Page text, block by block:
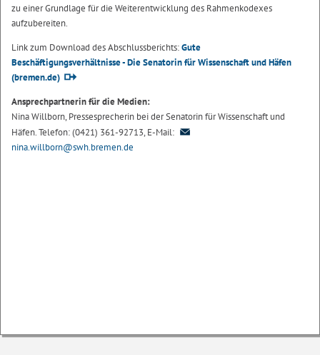
zu einer Grundlage für die Weiterentwicklung des Rahmenkodexes
aufzubereiten.
Link zum Download des Abschlussberichts:Gute
Beschäftigungsverhältnisse - Die Senatorin für Wissenschaft und Häfen
(bremen.de)
Ansprechpartnerin für die Medien:
Nina Willborn, Pressesprecherin bei der Senatorin für Wissenschaft und
Häfen. Telefon: (0421) 361-92713, E-Mail:
nina.willborn@swh.bremen.de